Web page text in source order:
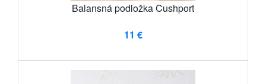
Balansná podložka Cushport
11 €